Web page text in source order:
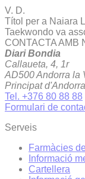
V. D.
Títol per a Naiara
Taekwondo va
CONTACTA AMB
Diari Bondia
Callaueta, 4, 1r
AD500 Andorra la
Principat d'Andorra
Tel. +376 80 88 88
Formulari de
Serveis
Farmàcies
Informació
Cartellera